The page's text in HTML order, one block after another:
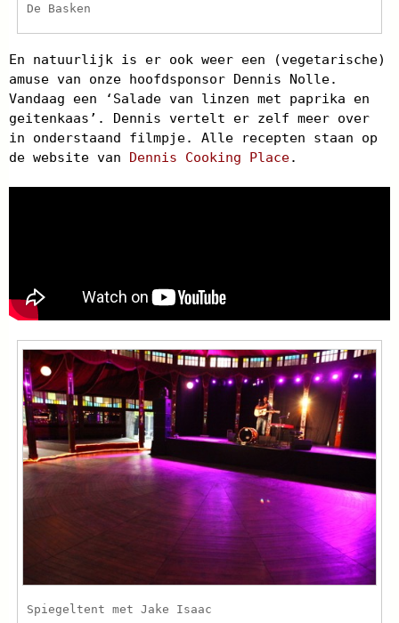
De Basken
En natuurlijk is er ook weer een (vegetarische)
amuse van onze hoofdsponsor Dennis Nolle.
Vandaag een ‘Salade van linzen met paprika en
geitenkaas’. Dennis vertelt er zelf meer over
in onderstaand filmpje. Alle recepten staan op
de website van Dennis Cooking Place.
Spiegeltent met Jake Isaac